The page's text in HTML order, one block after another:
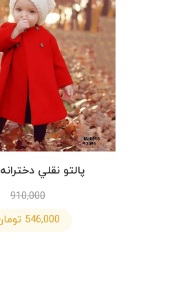
پالتو نقلي دخترانه ١٢٠٨١
910,000
546,000 تومان